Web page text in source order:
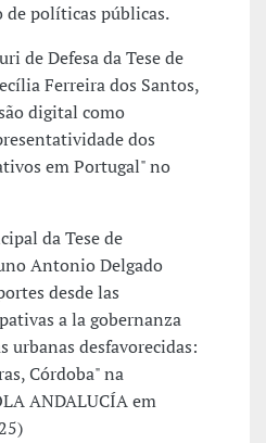
de políticas públicas.
de Defesa da Tese de
Ferreira dos Santos,
digital como
dos
em Portugal" no
da Tese de
Antonio Delgado
desde las
a la gobernanza
urbanas desfavorecidas:
Córdoba" na
ANDALUCÍA em